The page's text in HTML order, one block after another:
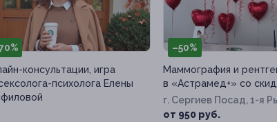
консультации, игра
психолога Елены
–50%
Маммография и
в «Астрамед+» со
г. Сергиев Посад, 1-я
д. 18/2
от 950 руб.